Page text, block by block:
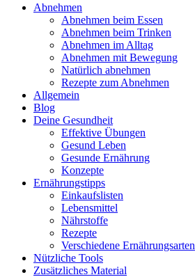
Abnehmen
Abnehmen beim Essen
Abnehmen beim Trinken
Abnehmen im Alltag
Abnehmen mit Bewegung
Natürlich abnehmen
Rezepte zum Abnehmen
Allgemein
Blog
Deine Gesundheit
Effektive Übungen
Gesund Leben
Gesunde Ernährung
Konzepte
Ernährungstipps
Einkaufslisten
Lebensmittel
Nährstoffe
Rezepte
Verschiedene Ernährungsarten
Nützliche Tools
Zusätzliches Material